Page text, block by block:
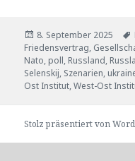
Veröffentlicht
am
8. September 2025
Friedensvertrag,
Nato, poll, Russland,
Selenskij, Szenarien,
Ost Institut,West-Ost
Stolz präsentiert von